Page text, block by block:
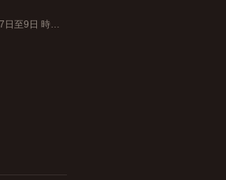
誠邀您蒞臨皇室美鑽展一起探索最新鑽飾的閃爍魅力，歡迎蒞臨會場試戴！ 日期：2018年9月7日至9日 時間： 上午11時半至下午9時 地點： 銅鑼灣世貿中心P1樓P126號展覽場 電話：26177993